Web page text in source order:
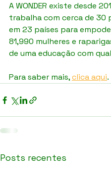
A WONDER existe desde
trabalha com cerca de 30
em 23 países para
81,990 mulheres e
de uma educação com
Para saber mais, clica aqui.
Posts recentes